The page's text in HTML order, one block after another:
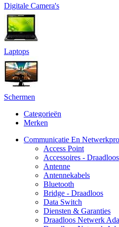
Digitale Camera's
Laptops
Schermen
Categorieën
Merken
Communicatie En
Access Point
Accessoires - Draadloos
Antenne
Antennekabels
Bluetooth
Bridge - Draadloos
Data Switch
Diensten & Garanties
Draadloos Netwerk